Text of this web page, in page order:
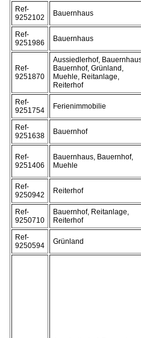
Ref-
9252102
Bauernhaus
Ref-
9251986
Bauernhaus
Ref-
9251870
Aussiedlerhof,
Bauernhof, Grünland,
Muehle, Reitanlage,
Reiterhof
Ref-
9251754
Ferienimmobilie
Ref-
9251638
Bauernhof
Ref-
9251406
Bauernhaus, Bauernhof,
Muehle
Ref-
9250942
Reiterhof
Ref-
9250710
Bauernhof, Reitanlage,
Reiterhof
Ref-
9250594
Grünland